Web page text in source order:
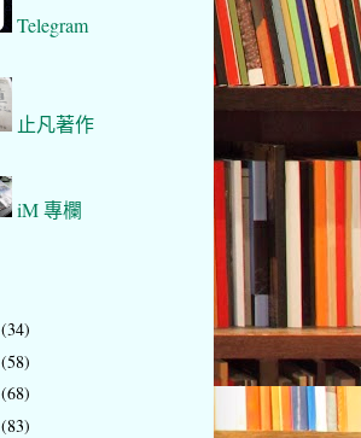
Telegram
止凡著作
iM 專欄
(34)
(58)
(68)
(83)